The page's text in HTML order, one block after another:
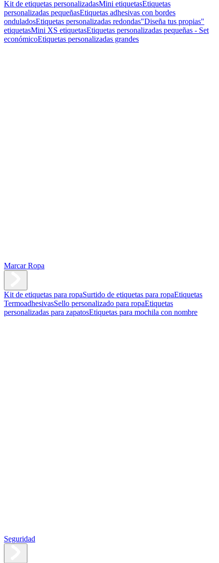
Kit de etiquetas personalizadasMini etiquetasEtiquetas
personalizadas pequeñasEtiquetas adhesivas con bordes
onduladosEtiquetas personalizadas redondas"Diseña tus propias"
etiquetasMini XS etiquetasEtiquetas personalizadas pequeñas - Set
económicoEtiquetas personalizadas grandes
Marcar Ropa
Kit de etiquetas para ropaSurtido de etiquetas para ropaEtiquetas
TermoadhesivasSello personalizado para ropaEtiquetas
personalizadas para zapatosEtiquetas para mochila con nombre
Seguridad